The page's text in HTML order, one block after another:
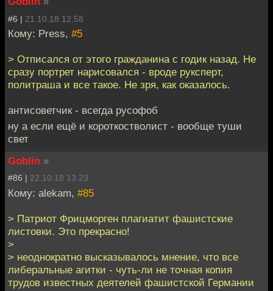
#6 | 21.10.18 12:58
Кому: Press, #5
> Отписался от этого гражданина с годик назад. Не
сразу портрет нарисовался - вроде руксперт,
политраша и все такое. Не зря, как оказалось.
антисоветчик - всегда русофоб
ну а если ещё и короткостволист - вообще туши
свет
Goblin »
#86 | 22.10.18 13:23
Кому: alekam, #85
> Патриот Фрицморген плагиатит фашистские
листовки. Это прекрасно!
>
> неоднократно высказывалось мнение, что все
либеральные агитки - чуть-ли не точная копия
трудов известных деятелей фашистской Германии